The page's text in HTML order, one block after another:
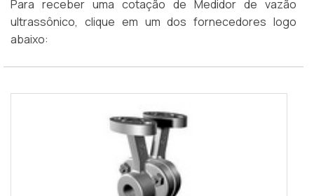
Para receber uma cotação de Medidor de vazão
ultrassônico, clique em um dos fornecedores logo
abaixo: